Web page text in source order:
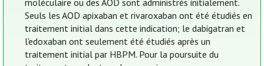
moléculaire ou des AOD sont administrés initialement.
Seuls les AOD apixaban et rivaroxaban ont été étudiés en
traitement initial dans cette indication; le dabigatran et
l'edoxaban ont seulement été étudiés après un
traitement initial par HBPM. Pour la poursuite du